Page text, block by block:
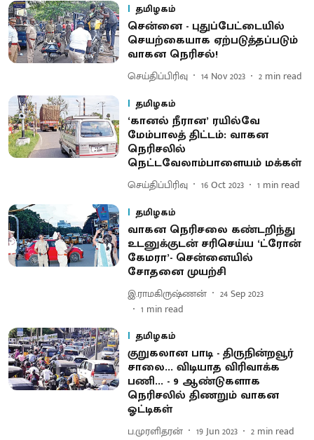
தமிழகம்
சென்னை - புதுப்பேட்டையில்
செயற்கையாக ஏற்படுத்தப்படும்
வாகன நெரிசல்!
செய்திப்பிரிவு 14 Nov 2023 2 min read
தமிழகம்
‘கானல் நீரான’ ரயில்வே
மேம்பாலத் திட்டம்: வாகன
நெரிசலில்
நெட்டவேலாம்பாளையம் மக்கள்
செய்திப்பிரிவு 16 Oct 2023 1 min read
தமிழகம்
வாகன நெரிசலை கண்டறிந்து
உடனுக்குடன் சரிசெய்ய ‘ட்ரோன்
கேமரா’- சென்னையில்
சோதனை முயற்சி
இ.ராமகிருஷ்ணன்
24 Sep 2023
1 min read
தமிழகம்
குறுகலான பாடி - திருநின்றவூர்
சாலை... விடியாத விரிவாக்க
பணி... - 9 ஆண்டுகளாக
நெரிசலில் திணறும் வாகன
ஓட்டிகள்
ப.முரளிதரன் 19 Jun 2023 2 min read